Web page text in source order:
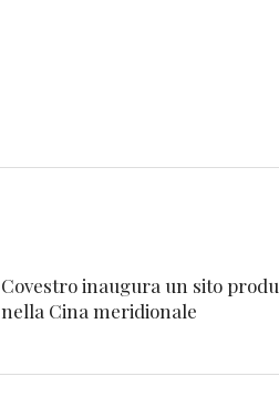
Covestro inaugura un sito
nella Cina meridionale